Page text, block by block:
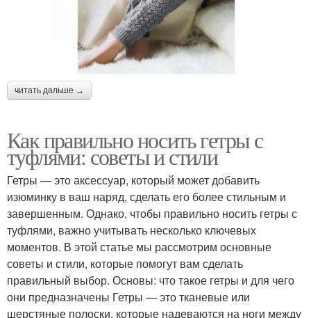
читать дальше →
Как правильно носить гетры с
туфлями: советы и стили
Гетры — это аксессуар, который может добавить
изюминку в ваш наряд, сделать его более стильным и
завершенным. Однако, чтобы правильно носить гетры с
туфлями, важно учитывать несколько ключевых
моментов. В этой статье мы рассмотрим основные
советы и стили, которые помогут вам сделать
правильный выбор. Основы: что такое гетры и для чего
они предназначены Гетры — это тканевые или
шерстяные полоски, которые надеваются на ноги между